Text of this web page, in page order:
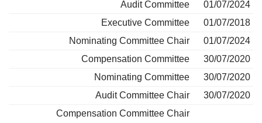
Audit Committee
01/07/2024
Executive Committee
01/07/2018
Nominating Committee Chair
01/07/2024
Compensation Committee
30/07/2020
Nominating Committee
30/07/2020
Audit Committee Chair
30/07/2020
Compensation Committee Chair